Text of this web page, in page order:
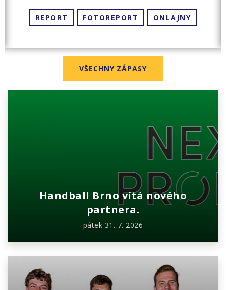
REPORT FOTOREPORT ONLAJNY
VŠECHNY ZÁPASY
Handball Brno vítá nového
partnera.
pátek 31. 7. 2026